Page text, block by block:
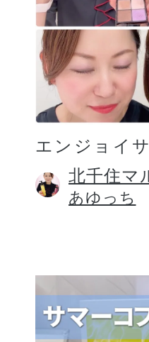
エンジョイ
北千住マ
あゆっち